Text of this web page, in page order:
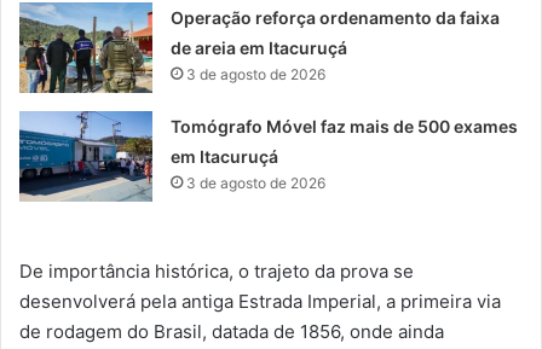
Operação reforça ordenamento da faixa
de areia em Itacuruçá
3 de agosto de 2026
Tomógrafo Móvel faz mais de 500 exames
em Itacuruçá
3 de agosto de 2026
De importância histórica, o trajeto da prova se
desenvolverá pela antiga Estrada Imperial, a primeira via
de rodagem do Brasil, datada de 1856, onde ainda